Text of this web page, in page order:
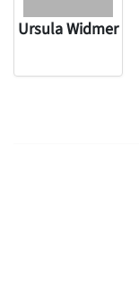
Ursula Widmer